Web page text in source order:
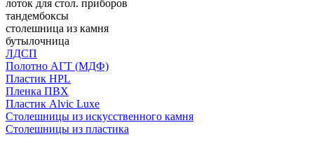
лоток для стол. приборов
тандембоксы
столешница из камня
бутылочница
ЛДСП
Полотно АГТ (МДФ)
Пластик HPL
Пленка ПВХ
Пластик Alvic Luxe
Столешницы из искусственного камня
Столешницы из пластика